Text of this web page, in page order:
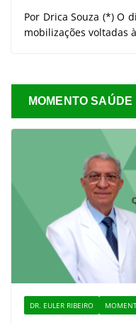
Por Drica Souza (*) O
mobilizações voltadas
MOMENTO SAÚDE
DR. EULER RIBEIRO